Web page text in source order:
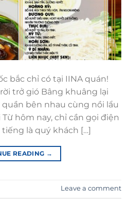
bắc chỉ có tại IINA quán!
trở gió Bâng khuâng lại
bên nhau cùng nồi lẩu
hôm nay, chỉ cần gọi điện
tiếng là quý khách […]
READING →
Leave a comment